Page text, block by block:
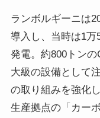
ランボルギーニは
導入し、当時は1万
発電。約800トン
大級の設備として
の取り組みを強化
生産拠点の「カー